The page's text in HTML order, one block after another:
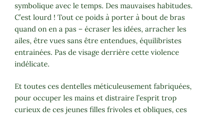
symbolique avec le temps. Des mauvaises habitudes.
C’est lourd ! Tout ce poids à porter à bout de bras
quand on en a pas – écraser les idées, arracher les
ailes, être vues sans être entendues, équilibristes
entrainées. Pas de visage derrière cette violence
indélicate.
Et toutes ces dentelles méticuleusement fabriquées,
pour occuper les mains et distraire l’esprit trop
curieux de ces jeunes filles frivoles et obliques, ces